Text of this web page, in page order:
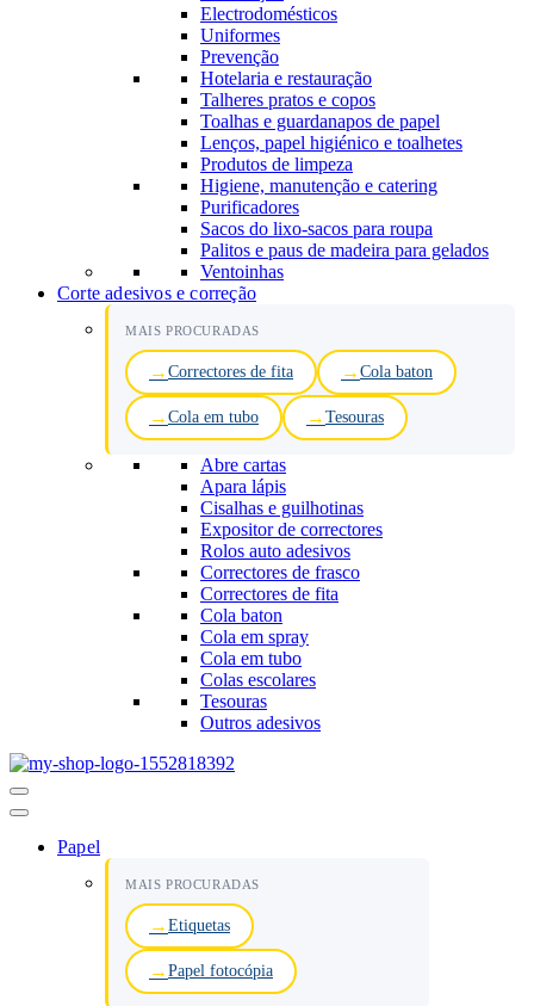
Electrodomésticos
Uniformes
Prevenção
Hotelaria e restauração
Talheres pratos e copos
Toalhas e guardanapos de papel
Lenços, papel higiénico e toalhetes
Produtos de limpeza
Higiene, manutenção e catering
Purificadores
Sacos do lixo-sacos para roupa
Palitos e paus de madeira para gelados
Ventoinhas
Corte adesivos e correção
MAIS PROCURADAS
Correctores de fita Cola baton
Cola em tubo Tesouras
Abre cartas
Apara lápis
Cisalhas e guilhotinas
Expositor de correctores
Rolos auto adesivos
Correctores de frasco
Correctores de fita
Cola baton
Cola em spray
Cola em tubo
Colas escolares
Tesouras
Outros adesivos
Menu
de
Papel
MAIS PROCURADAS
Etiquetas
Papel fotocópia